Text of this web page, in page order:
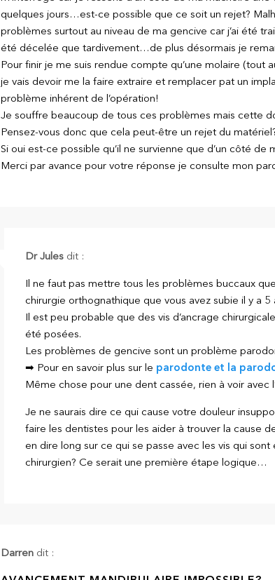
quelques jours…est-ce possible que ce soit un rejet?
problèmes surtout au niveau de ma gencive car j’ai été
été décelée que tardivement…de plus désormais je
Pour finir je me suis rendue compte qu’une molaire
je vais devoir me la faire extraire et remplacer pat un
problème inhérent de l’opération!
Je souffre beaucoup de tous ces problèmes mais cette
Pensez-vous donc que cela peut-être un rejet du
Si oui est-ce possible qu’il ne survienne que d’un côté de
Merci par avance pour votre réponse je consulte mon
Dr Jules dit :
Il ne faut pas mettre tous les problèmes buccaux
chirurgie orthognathique que vous avez subie il y a 5
Il est peu probable que des vis d’ancrage
été posées.
Les problèmes de gencive sont un problème
➡ Pour en savoir plus sur le parodonte et la
Même chose pour une dent cassée, rien à voir avec
Je ne saurais dire ce qui cause votre douleur
faire les dentistes pour les aider à trouver la cause
en dire long sur ce qui se passe avec les vis qui
chirurgien? Ce serait une première étape logique…
Darren dit :